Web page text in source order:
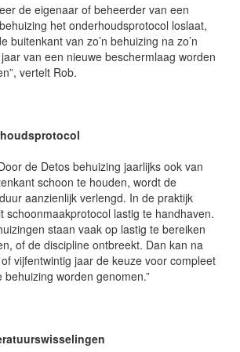
de eigenaar of beheerder van een
het onderhoudsprotocol loslaat,
buitenkant van zo’n behuizing na zo’n
van een nieuwe beschermlaag worden
vertelt Rob.
de Detos behuizing jaarlijks ook van
schoon te houden, wordt de
aanzienlijk verlengd. In de praktijk
schoonmaakprotocol lastig te handhaven.
staan vaak op lastig te bereiken
of de discipline ontbreekt. Dan kan na
vijfentwintig jaar de keuze voor compleet
behuizing worden genomen.”